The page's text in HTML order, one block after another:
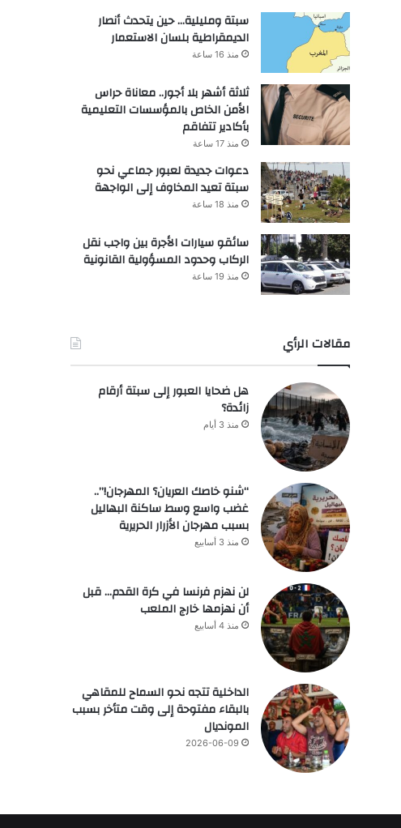
سبتة ومليلية… حين يتحدث أنصار
الديمقراطية بلسان الاستعمار
منذ 16 ساعة
ثلاثة أشهر بلا أجور.. معاناة حراس
الأمن الخاص بالمؤسسات التعليمية
بأكادير تتفاقم
منذ 17 ساعة
دعوات جديدة لعبور جماعي نحو
سبتة تعيد المخاوف إلى الواجهة
منذ 18 ساعة
سائقو سيارات الأجرة بين واجب نقل
الركاب وحدود المسؤولية القانونية
منذ 19 ساعة
مقالات الرأي
هل ضحايا العبور إلى سبتة أرقام
زائدة؟
منذ 3 أيام
“شنو خاصك العريان؟ المهرجان!”..
غضب واسع وسط ساكنة البهاليل
بسبب مهرجان الأزرار الحريرية
منذ 3 أسابيع
لن نهزم فرنسا في كرة القدم… قبل
أن نهزمها خارج الملعب
منذ 4 أسابيع
الداخلية تتجه نحو السماح للمقاهي
بالبقاء مفتوحة إلى وقت متأخر بسبب
المونديال
2026-06-09